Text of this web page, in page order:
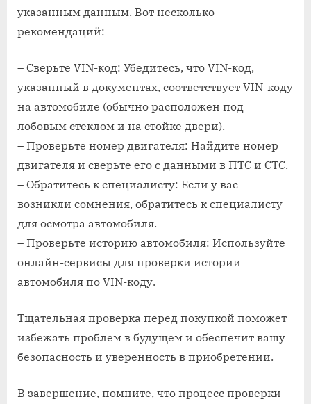
указанным данным. Вот несколько
рекомендаций:
– Сверьте VIN-код: Убедитесь, что VIN-код,
указанный в документах, соответствует VIN-коду
на автомобиле (обычно расположен под
лобовым стеклом и на стойке двери).
– Проверьте номер двигателя: Найдите номер
двигателя и сверьте его с данными в ПТС и СТС.
– Обратитесь к специалисту: Если у вас
возникли сомнения, обратитесь к специалисту
для осмотра автомобиля.
– Проверьте историю автомобиля: Используйте
онлайн-сервисы для проверки истории
автомобиля по VIN-коду.
Тщательная проверка перед покупкой поможет
избежать проблем в будущем и обеспечит вашу
безопасность и уверенность в приобретении.
В завершение, помните, что процесс проверки